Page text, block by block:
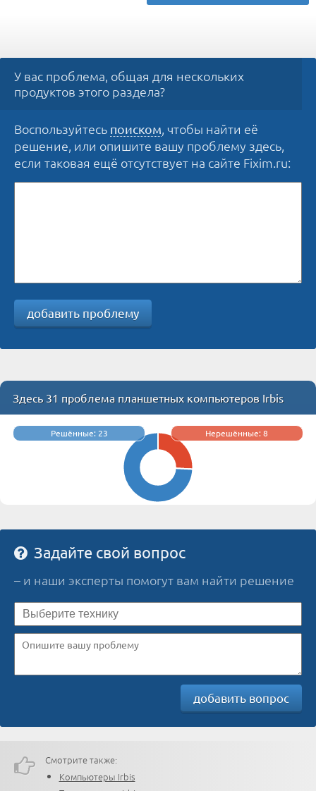
У вас проблема, общая для нескольких
продуктов этого раздела?
Воспользуйтесь поиском, чтобы найти её
решение, или опишите вашу проблему здесь,
если таковая ещё отсутствует на сайте Fixim.ru:
добавить проблему
Здесь 31 проблема планшетных компьютеров Irbis
Решённые: 23 Нерешённые: 8
Задайте свой вопрос
– и наши эксперты помогут вам найти решение
добавить вопрос
Смотрите также:
Компьютеры Irbis